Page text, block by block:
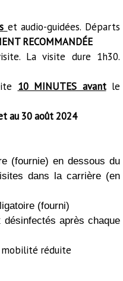
et audio-guidées. Départs
RECOMMANDÉE
La visite dure 1h30.
10 MINUTES avant le
au 30 août 2024
(fournie) en dessous du
dans la carrière (en
(fourni)
après chaque
mobilité réduite